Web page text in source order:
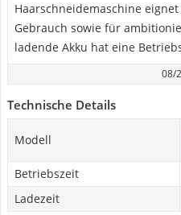
Haarschneidemaschine
Gebrauch sowie für
ladende Akku hat eine
08/
Technische Details
Modell
Betriebszeit
Ladezeit